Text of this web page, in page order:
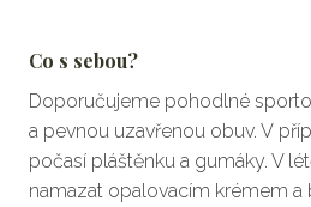
Co s sebou?
Doporučujeme pohodlné
a pevnou uzavřenou obuv. V
počasí pláštěnku a gumáky. V
namazat opalovacím krémem